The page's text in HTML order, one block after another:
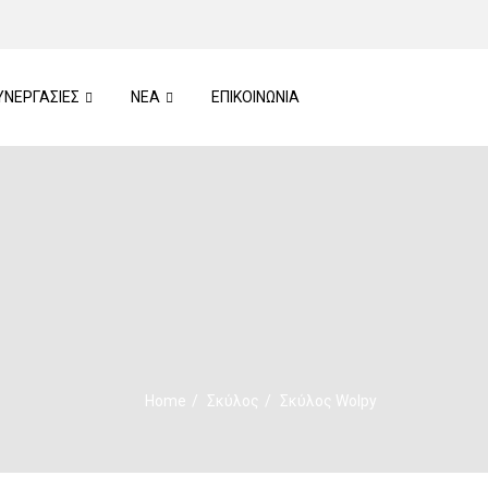
ΝΕΑ ΕΠΙΚΟΙΝΩΝΙΑ
Home Σκύλος Σκύλος Wolpy